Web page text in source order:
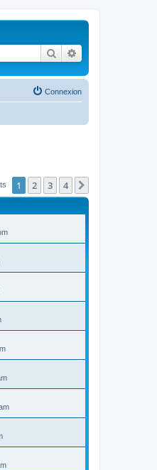
Rechercher
Connexion
1 2 3 4